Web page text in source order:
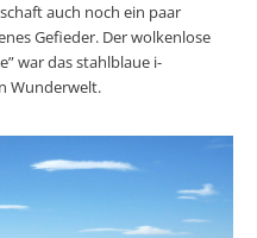
auch noch ein paar
Gefieder. Der wolkenlose
war das stahlblaue i-
Wunderwelt.